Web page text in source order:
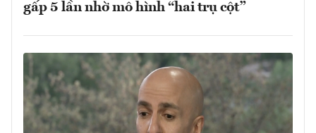
gấp 5 lần nhờ mô hình “hai trụ cột”